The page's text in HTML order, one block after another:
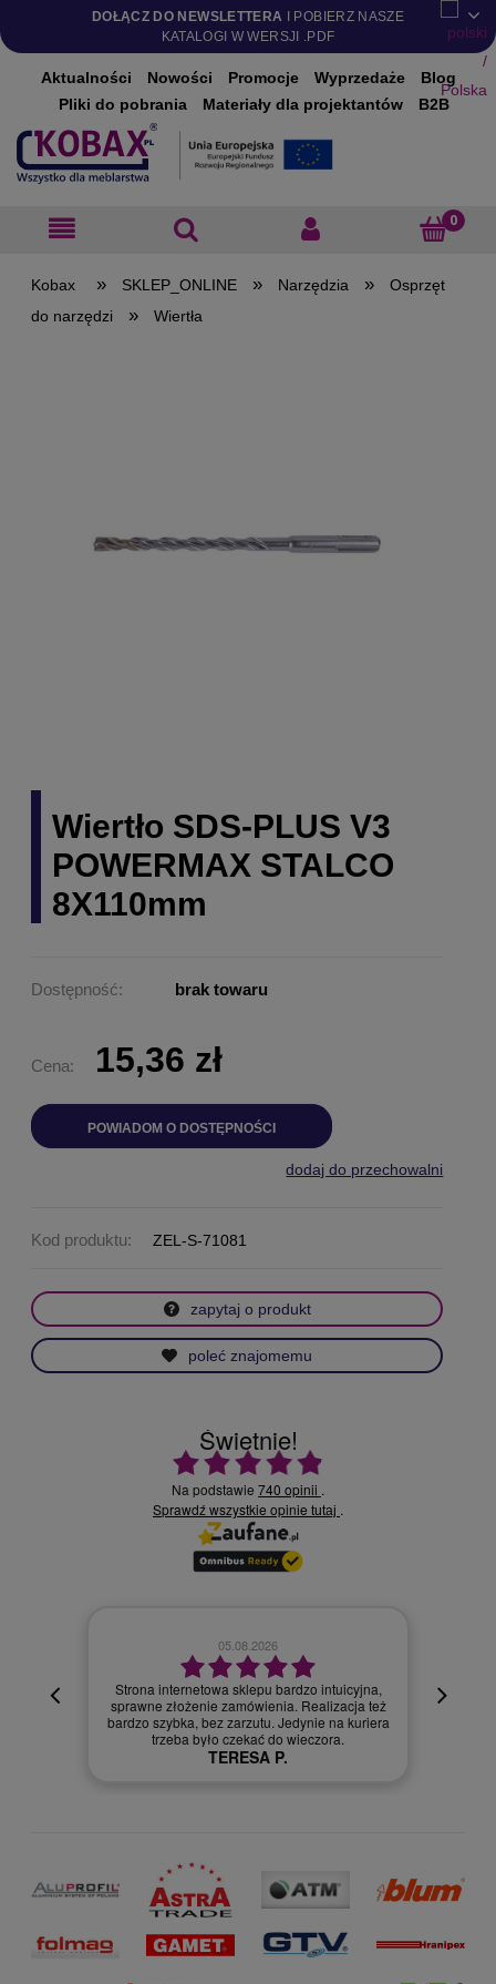
DOŁĄCZ DO NEWSLETTERA I POBIERZ NASZE
KATALOGI W WERSJI .PDF
Aktualności Nowości Promocje Wyprzedaże
Blog
Pliki do pobrania
Materiały dla projektantów B2B
» SKLEP_ONLINE » Narzędzia »
Osprzęt
do narzędzi
» Wiertła
Wiertło SDS-PLUS V3
POWERMAX STALCO
8X110mm
Dostępność: brak towaru
Cena: 15,36 zł
POWIADOM O DOSTĘPNOŚCI
dodaj do przechowalni
Kod produktu: ZEL-S-71081
zapytaj o produkt
poleć znajomemu
Świetnie!
Ocena średnia 4.9 na 5
Na podstawie 740 opinii .
Sprawdź wszystkie opinie tutaj .
intuicyjna,
Realizacja też
na kuriera
02.08.2026
Szybka dostawa.
Szymon R.